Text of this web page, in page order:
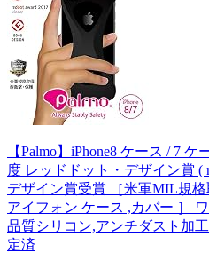
【Palmo】iPhone8 ケース / 7
度 レッドドット・デザイン賞 (
デザイン賞受賞 ［米軍MIL規
アイフォン ケース ,カバー ］
品質シリコン,アンチダスト加
定済